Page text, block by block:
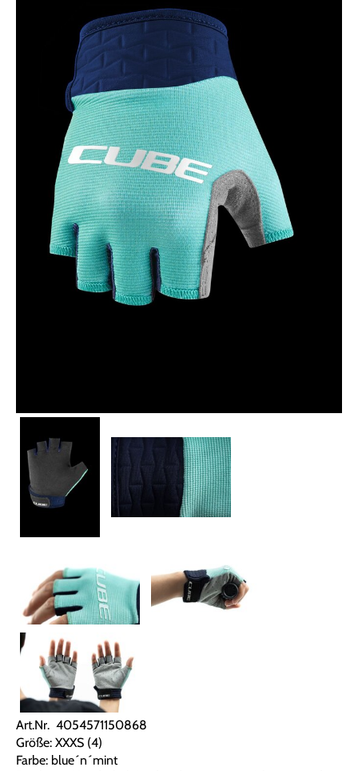
Art.Nr. 4054571150868
Größe: XXXS (4)
Farbe: blue´n´mint